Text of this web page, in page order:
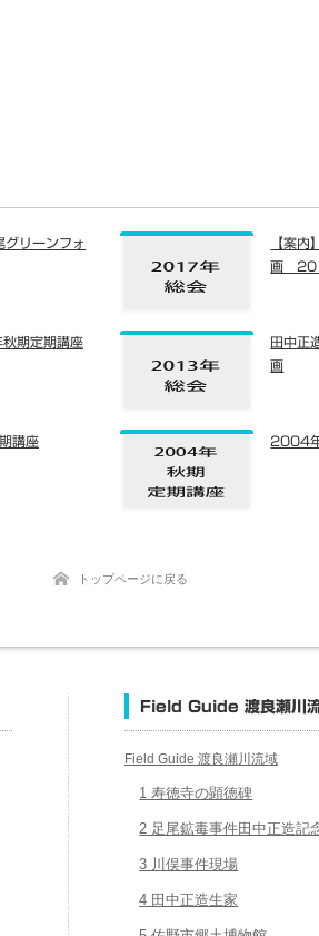
グリーンフォ
【案内
画
期定期講座
田中正
画
講座 2004
トップページに戻る
Field Guide 渡良瀬川
Field Guide 渡良瀬川流域
1 寿徳寺の顕徳碑
2 足尾鉱毒事件田中正造記
3 川俣事件現場
4 田中正造生家